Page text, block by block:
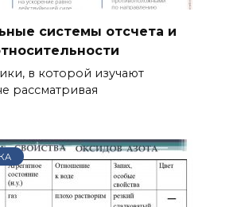
системы отсчета и
в которой изучают
рассматривая